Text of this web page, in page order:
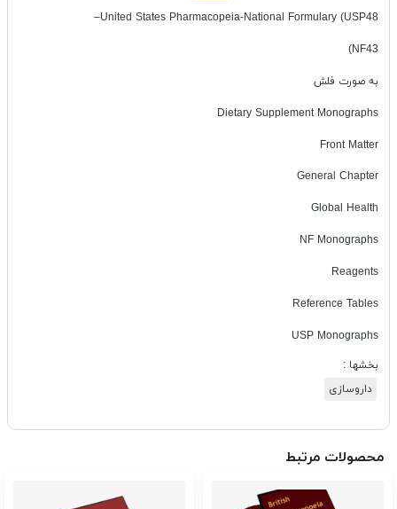
United States Pharmacopeia-National Formulary (USP48–
NF43)
به صورت فلش
Dietary Supplement Monographs
Front Matter
General Chapter
Global Health
NF Monographs
Reagents
Reference Tables
USP Monographs
بخشها :
داروسازی
محصولات مرتبط